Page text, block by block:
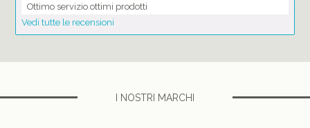
Ottimo servizio ottimi prodotti
Vedi tutte le recensioni
I NOSTRI MARCHI